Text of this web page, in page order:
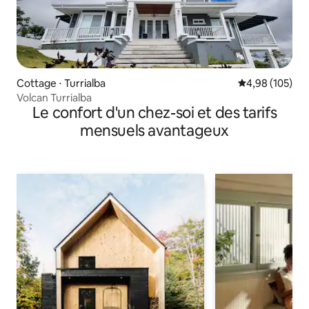
Cottage ⋅ Turrialba Évaluation
4,98 (105)
Volcan Turrialba
Le confort d'un chez-soi et des tarifs
mensuels avantageux